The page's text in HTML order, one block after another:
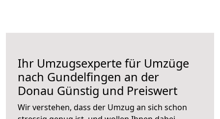
Ihr Umzugsexperte für Umzüge
nach Gundelfingen an der
Donau Günstig und Preiswert
Wir verstehen, dass der Umzug an sich schon